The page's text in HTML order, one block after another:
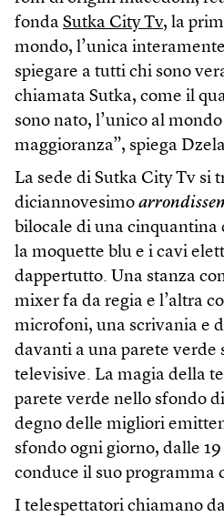
fonda Sutka City Tv, la
mondo, l’unica
spiegare a tutti chi sono
chiamata Sutka, come il
sono nato, l’unico al
maggioranza”, spiega
La sede di Sutka City Tv si
diciannovesimo
bilocale di una
la moquette blu e i cavi
dappertutto. Una stanza
mixer fa da regia e l’altra
microfoni, una scrivania e
davanti a una parete verde
televisive. La magia della
parete verde nello sfondo
degno delle migliori
sfondo ogni giorno, dalle
conduce il suo programma
I telespettatori chiamano